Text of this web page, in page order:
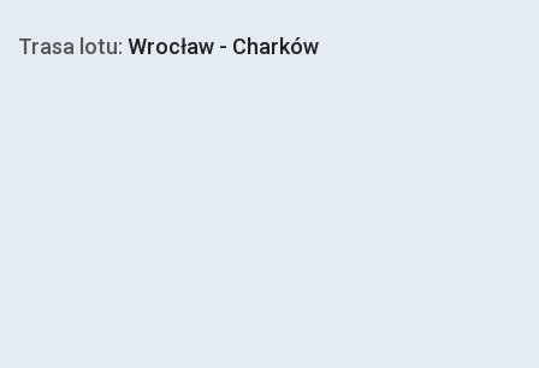
Trasa lotu: Wrocław - Charków